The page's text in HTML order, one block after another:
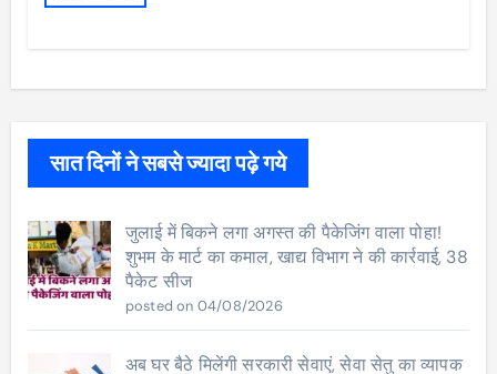
सात दिनों ने सबसे ज्यादा पढ़े गये
जुलाई में बिकने लगा अगस्त की पैकेजिंग वाला पोहा!
शुभम के मार्ट का कमाल, खाद्य विभाग ने की कार्रवाई, 38
पैकेट सीज
posted on 04/08/2026
अब घर बैठे मिलेंगी सरकारी सेवाएं, सेवा सेतु का व्यापक